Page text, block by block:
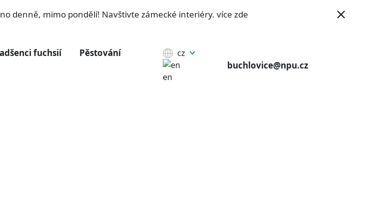
denně, mimo pondělí! Navštivte zámecké interiéry. více zde
fuchsií Pěstování cz
en
buchlovice@npu.cz